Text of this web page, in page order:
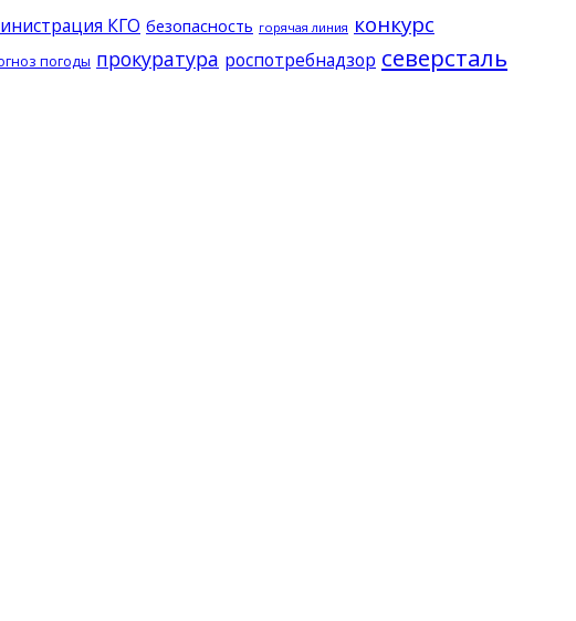
КГО безопасность горячая линия конкурс
погоды прокуратура роспотребнадзор северсталь